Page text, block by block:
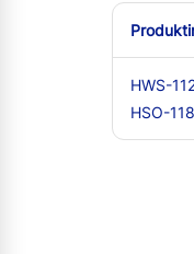
HWS-
HSO-